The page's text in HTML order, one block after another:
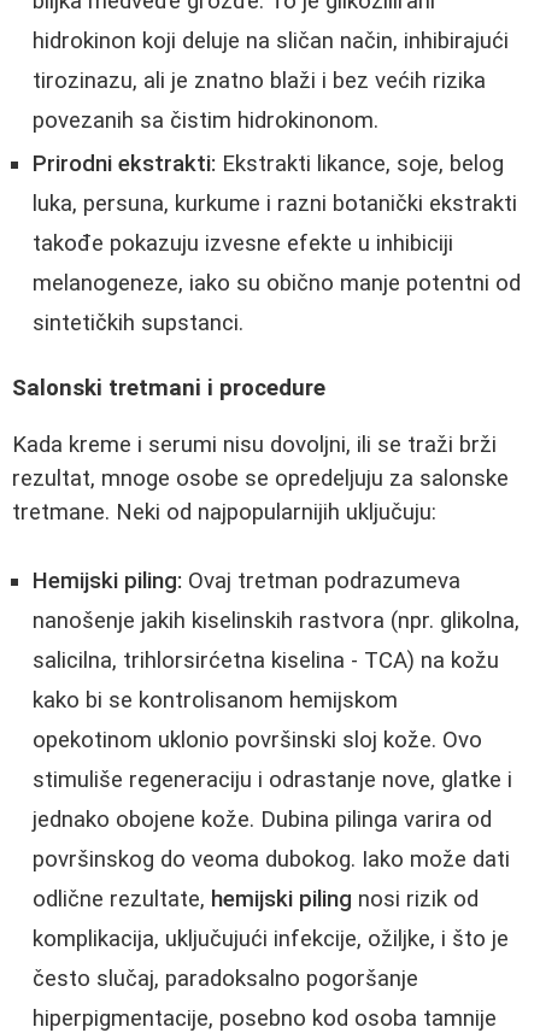
hidrokinon koji deluje na sličan način, inhibirajući
tirozinazu, ali je znatno blaži i bez većih rizika
povezanih sa čistim hidrokinonom.
Prirodni ekstrakti: Ekstrakti likance, soje, belog
luka, persuna, kurkume i razni botanički ekstrakti
takođe pokazuju izvesne efekte u inhibiciji
melanogeneze, iako su obično manje potentni od
sintetičkih supstanci.
Salonski tretmani i procedure
Kada kreme i serumi nisu dovoljni, ili se traži brži
rezultat, mnoge osobe se opredeljuju za salonske
tretmane. Neki od najpopularnijih uključuju:
Hemijski piling: Ovaj tretman podrazumeva
nanošenje jakih kiselinskih rastvora (npr. glikolna,
salicilna, trihlorsirćetna kiselina - TCA) na kožu
kako bi se kontrolisanom hemijskom
opekotinom uklonio površinski sloj kože. Ovo
stimuliše regeneraciju i odrastanje nove, glatke i
jednako obojene kože. Dubina pilinga varira od
površinskog do veoma dubokog. Iako može dati
odlične rezultate, hemijski piling nosi rizik od
komplikacija, uključujući infekcije, ožiljke, i što je
često slučaj, paradoksalno pogoršanje
hiperpigmentacije, posebno kod osoba tamnije